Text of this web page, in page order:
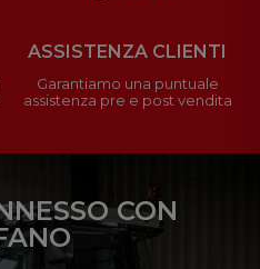
ASSISTENZA CLIENTI
Garantiamo una puntuale
assistenza pre e post vendita
CON